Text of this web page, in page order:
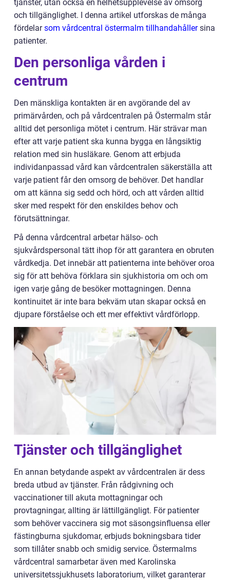
tjänster, utan också en helhetsupplevelse av omsorg
och tillgänglighet. I denna artikel utforskas de många
fördelarsom vårdcentral östermalm tillhandahållersina
patienter.
Den personliga vården i
centrum
Den mänskliga kontakten är en avgörande del av
primärvården, och på vårdcentralen på Östermalm står
alltid det personliga mötet i centrum. Här strävar man
efter att varje patient ska kunna bygga en långsiktig
relation med sin husläkare. Genom att erbjuda
individanpassad vård kan vårdcentralen säkerställa att
varje patient får den omsorg de behöver. Det handlar
om att känna sig sedd och hörd, och att vården alltid
sker med respekt för den enskildes behov och
förutsättningar.
På denna vårdcentral arbetar hälso- och
sjukvårdspersonal tätt ihop för att garantera en obruten
vårdkedja. Det innebär att patienterna inte behöver oroa
sig för att behöva förklara sin sjukhistoria om och om
igen varje gång de besöker mottagningen. Denna
kontinuitet är inte bara bekväm utan skapar också en
djupare förståelse och ett mer effektivt vårdförlopp.
Tjänster och tillgänglighet
En annan betydande aspekt av vårdcentralen är dess
breda utbud av tjänster. Från rådgivning och
vaccinationer till akuta mottagningar och
provtagningar, allting är lättillgängligt. För patienter
som behöver vaccinera sig mot säsongsinfluensa eller
fästingburna sjukdomar, erbjuds bokningsbara tider
som tillåter snabb och smidig service. Östermalms
vårdcentral samarbetar även med Karolinska
universitetssjukhusets laboratorium, vilket garanterar